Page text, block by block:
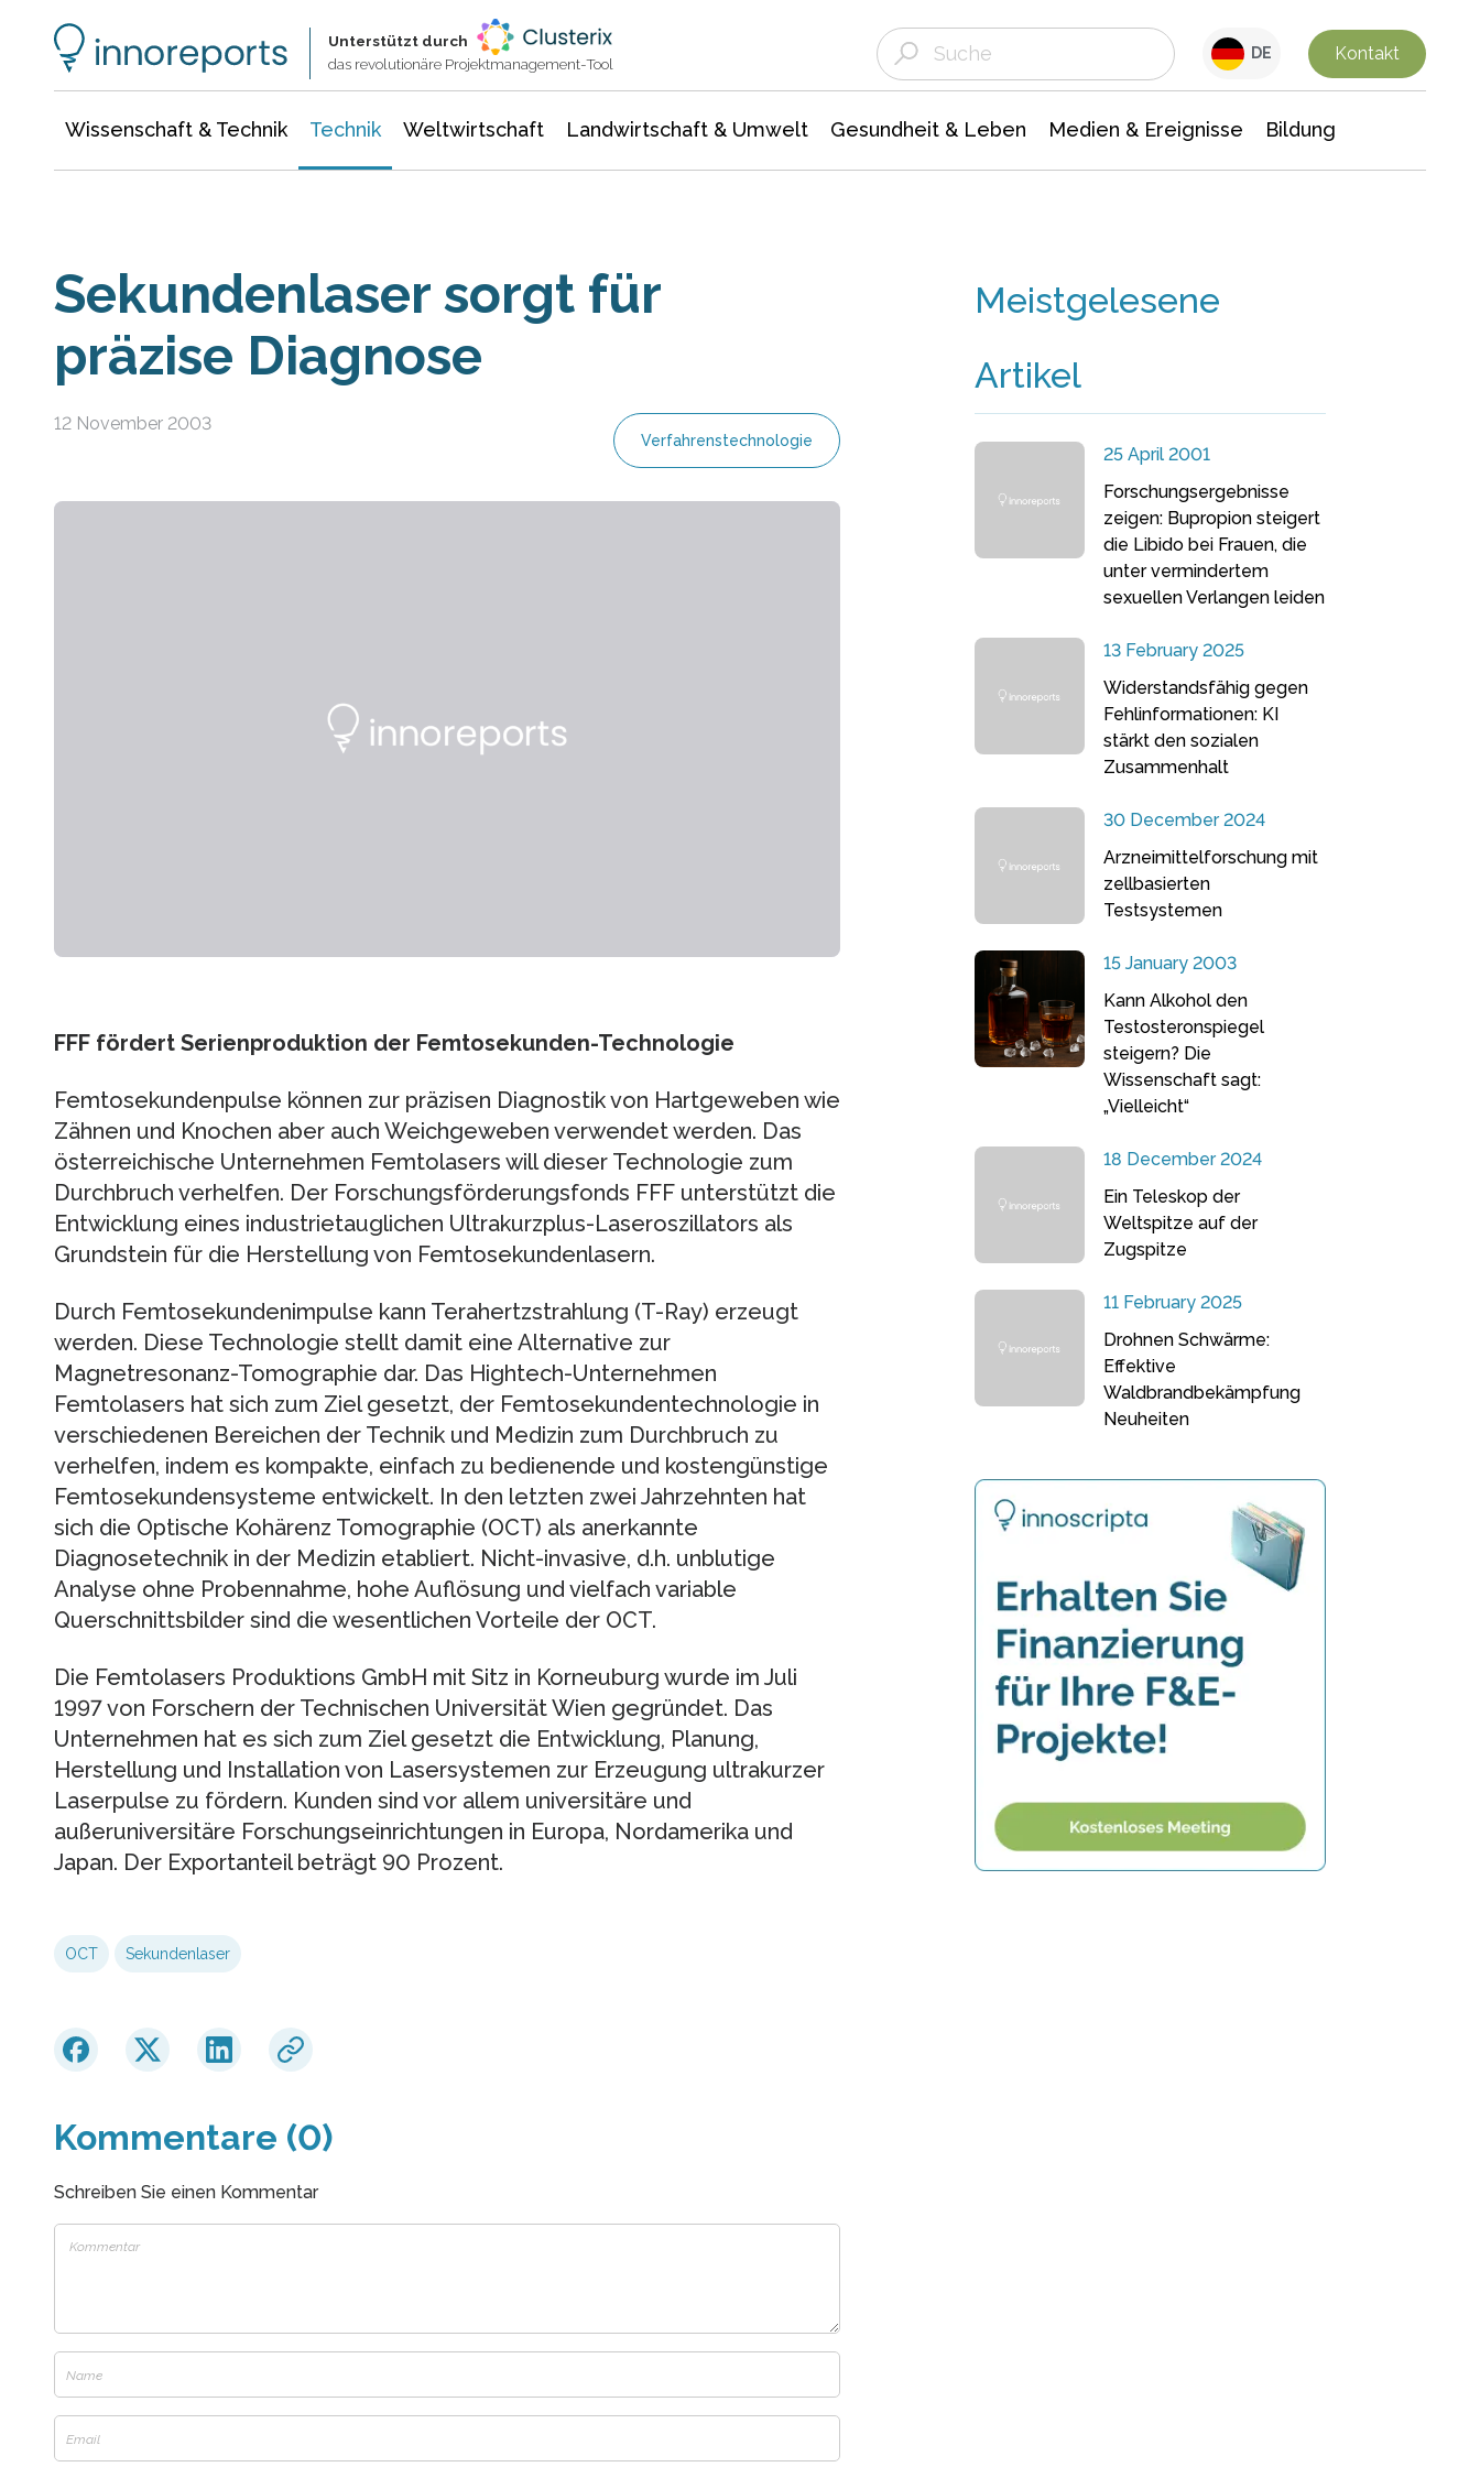
Unterstützt durch
das revolutionäre Projektmanagement-Tool
DE Kontakt
Wissenschaft & Technik Technik Weltwirtschaft Landwirtschaft & Umwelt Gesundheit & Leben Medien & Ereignisse Bildung
Sekundenlaser sorgt für
präzise Diagnose
12 November 2003
Verfahrenstechnologie
FFF fördert Serienproduktion der Femtosekunden-Technologie
Femtosekundenpulse können zur präzisen Diagnostik von Hartgeweben wie
Zähnen und Knochen aber auch Weichgeweben verwendet werden. Das
österreichische Unternehmen Femtolasers will dieser Technologie zum
Durchbruch verhelfen. Der Forschungsförderungsfonds FFF unterstützt die
Entwicklung eines industrietauglichen Ultrakurzplus-Laseroszillators als
Grundstein für die Herstellung von Femtosekundenlasern.
Durch Femtosekundenimpulse kann Terahertzstrahlung (T-Ray) erzeugt
werden. Diese Technologie stellt damit eine Alternative zur
Magnetresonanz-Tomographie dar. Das Hightech-Unternehmen
Femtolasers hat sich zum Ziel gesetzt, der Femtosekundentechnologie in
verschiedenen Bereichen der Technik und Medizin zum Durchbruch zu
verhelfen, indem es kompakte, einfach zu bedienende und kostengünstige
Femtosekundensysteme entwickelt. In den letzten zwei Jahrzehnten hat
sich die Optische Kohärenz Tomographie (OCT) als anerkannte
Diagnosetechnik in der Medizin etabliert. Nicht-invasive, d.h. unblutige
Analyse ohne Probennahme, hohe Auflösung und vielfach variable
Querschnittsbilder sind die wesentlichen Vorteile der OCT.
Die Femtolasers Produktions GmbH mit Sitz in Korneuburg wurde im Juli
1997 von Forschern der Technischen Universität Wien gegründet. Das
Unternehmen hat es sich zum Ziel gesetzt die Entwicklung, Planung,
Herstellung und Installation von Lasersystemen zur Erzeugung ultrakurzer
Laserpulse zu fördern. Kunden sind vor allem universitäre und
außeruniversitäre Forschungseinrichtungen in Europa, Nordamerika und
Japan. Der Exportanteil beträgt 90 Prozent.
OCT Sekundenlaser
Kommentare (0)
Schreiben Sie einen Kommentar
Meistgelesene
Artikel
25 April 2001
Forschungsergebnisse
zeigen: Bupropion steigert
die Libido bei Frauen, die
unter vermindertem
sexuellen Verlangen leiden
13 February 2025
Widerstandsfähig gegen
Fehlinformationen: KI
stärkt den sozialen
Zusammenhalt
30 December 2024
Arzneimittelforschung mit
zellbasierten
Testsystemen
15 January 2003
Kann Alkohol den
Testosteronspiegel
steigern? Die
Wissenschaft sagt:
„Vielleicht“
18 December 2024
Ein Teleskop der
Weltspitze auf der
Zugspitze
11 February 2025
Drohnen Schwärme:
Effektive
Waldbrandbekämpfung
Neuheiten